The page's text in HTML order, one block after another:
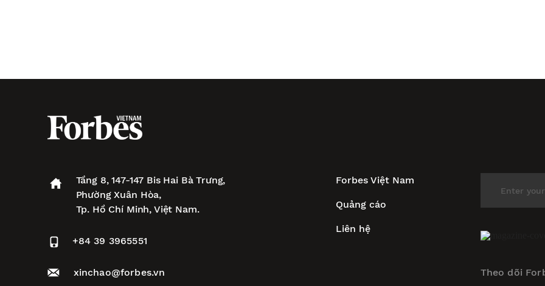
Tầng 8, 147-147 Bis Hai Bà Trưng,
Phường Xuân Hòa,
Tp. Hồ Chí Minh, Việt Nam.
+84 39 3965551
xinchao@forbes.vn
Forbes Việt Nam
Quảng cáo
Liên hệ
Theo dõi